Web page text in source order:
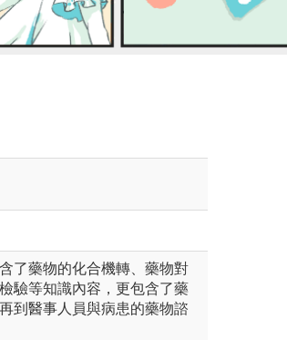
了藥物的化合機轉、藥物對
驗等知識內容，更包含了藥
到醫事人員與病患的藥物諮